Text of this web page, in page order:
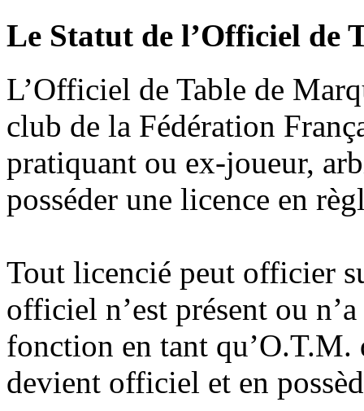
Le Statut de l’Officiel de
L’Officiel de Table de
club de la Fédération
pratiquant ou ex-joueur,
posséder une licence en
Tout licencié peut officier
officiel n’est présent ou
fonction en tant
devient officiel et en